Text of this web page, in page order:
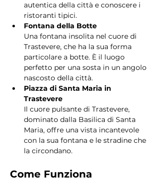
autentica della città e conoscere i
ristoranti tipici.
Fontana della Botte
Una fontana insolita nel cuore di
Trastevere, che ha la sua forma
particolare a botte. È il luogo
perfetto per una sosta in un angolo
nascosto della città.
Piazza di Santa Maria in
Trastevere
Il cuore pulsante di Trastevere,
dominato dalla Basilica di Santa
Maria, offre una vista incantevole
con la sua fontana e le stradine che
la circondano.
Come Funziona